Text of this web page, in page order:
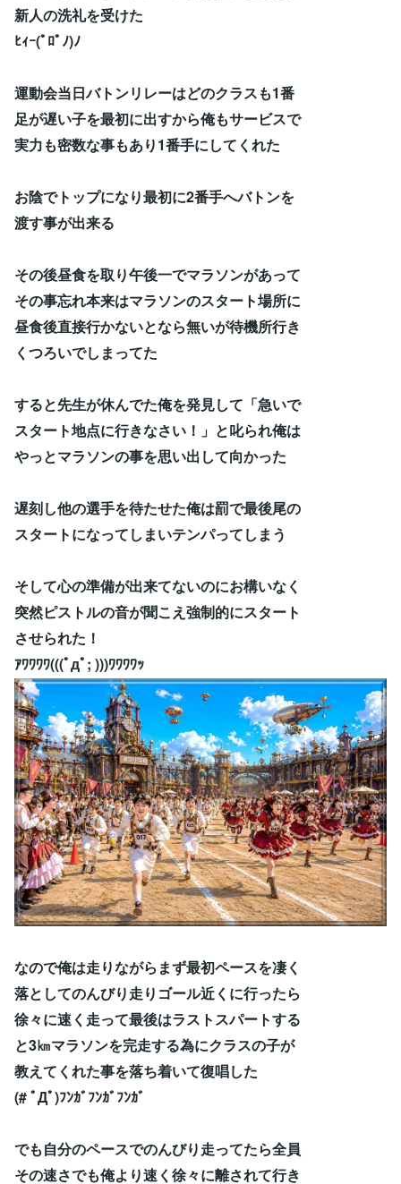
新人の洗礼を受けた
ﾋｨｰ(ﾟﾛﾟﾉ)ﾉ
運動会当日バトンリレーはどのクラスも1番
足が遅い子を最初に出すから俺もサービスで
実力も密数な事もあり1番手にしてくれた
お陰でトップになり最初に2番手へバトンを
渡す事が出来る
その後昼食を取り午後一でマラソンがあって
その事忘れ本来はマラソンのスタート場所に
昼食後直接行かないとなら無いが待機所行き
くつろいでしまってた
すると先生が休んでた俺を発見して「急いで
スタート地点に行きなさい！」と叱られ俺は
やっとマラソンの事を思い出して向かった
遅刻し他の選手を待たせた俺は罰で最後尾の
スタートになってしまいテンパってしまう
そして心の準備が出来てないのにお構いなく
突然ピストルの音が聞こえ強制的にスタート
させられた！
ｱﾜﾜﾜﾜ(((ﾟдﾟ; )))ﾜﾜﾜﾜｯ
なので俺は走りながらまず最初ペースを凄く
落としてのんびり走りゴール近くに行ったら
徐々に速く走って最後はラストスパートする
と3㎞マラソンを完走する為にクラスの子が
教えてくれた事を落ち着いて復唱した
(# ﾟДﾟ)ﾌﾝｶﾞﾌﾝｶﾞﾌﾝｶﾞ
でも自分のペースでのんびり走ってたら全員
その速さでも俺より速く徐々に離されて行き